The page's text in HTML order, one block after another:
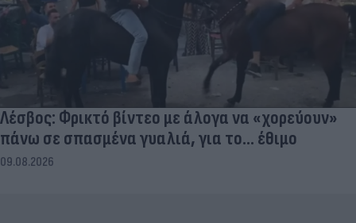
Λέσβος: Φρικτό βίντεο με άλογα να «χορεύουν»
πάνω σε σπασμένα γυαλιά, για το... έθιμο
09.08.2026